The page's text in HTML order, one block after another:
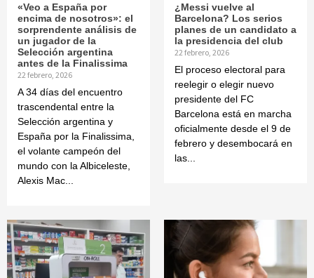
«Veo a España por
encima de nosotros»: el
sorprendente análisis de
un jugador de la
Selección argentina
antes de la Finalissima
22 febrero, 2026
A 34 días del encuentro
trascendental entre la
Selección argentina y
España por la Finalissima,
el volante campeón del
mundo con la Albiceleste,
Alexis Mac...
¿Messi vuelve al
Barcelona? Los serios
planes de un candidato a
la presidencia del club
22 febrero, 2026
El proceso electoral para
reelegir o elegir nuevo
presidente del FC
Barcelona está en marcha
oficialmente desde el 9 de
febrero y desembocará en
las...